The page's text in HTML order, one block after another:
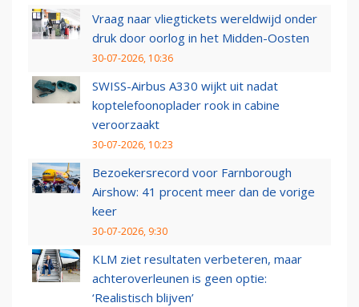
Vraag naar vliegtickets wereldwijd onder
druk door oorlog in het Midden-Oosten
30-07-2026, 10:36
SWISS-Airbus A330 wijkt uit nadat
koptelefoonoplader rook in cabine
veroorzaakt
30-07-2026, 10:23
Bezoekersrecord voor Farnborough
Airshow: 41 procent meer dan de vorige
keer
30-07-2026, 9:30
KLM ziet resultaten verbeteren, maar
achteroverleunen is geen optie:
‘Realistisch blijven’